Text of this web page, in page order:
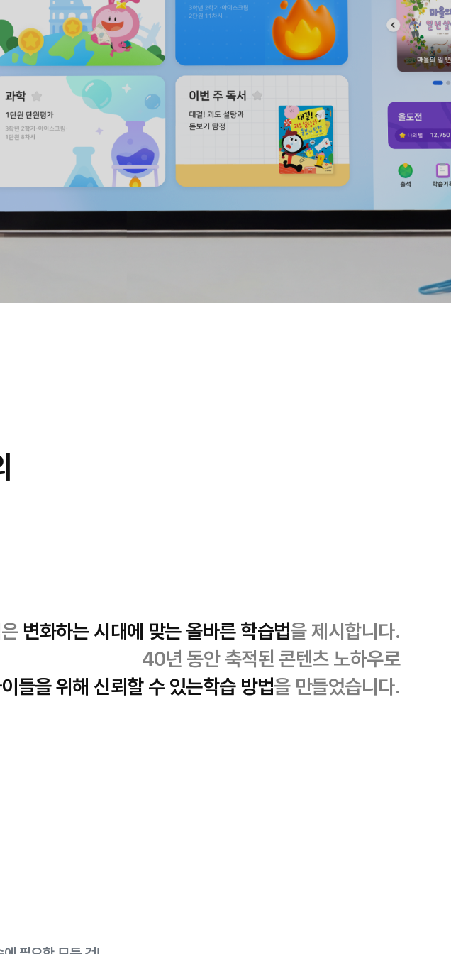
변화하는 시대에 맞는 올바른 학습법을 제시합니다.
40년 동안 축적된 콘텐츠 노하우로
들을 위해 신뢰할 수 있는학습 방법을 만들었습니다.